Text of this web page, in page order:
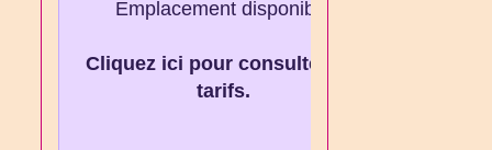
Emplacement disponible
Cliquez ici pour consulter les
tarifs.